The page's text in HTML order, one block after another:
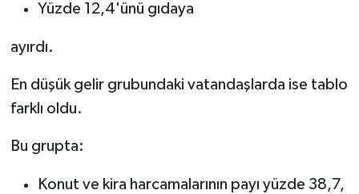
Yüzde 12,4'ünü gıdaya
ayırdı.
En düşük gelir grubundaki vatandaşlarda ise tablo
farklı oldu.
Bu grupta:
Konut ve kira harcamalarının payı yüzde 38,7,